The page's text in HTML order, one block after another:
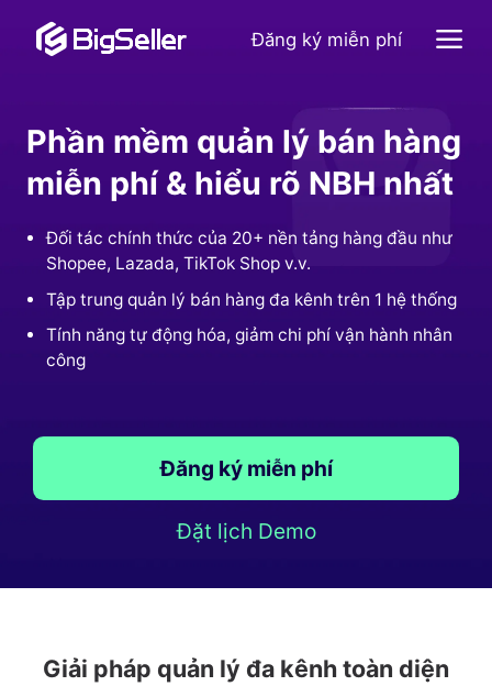
Đăng ký miễn phí
Phần mềm quản lý bán hàng
miễn phí & hiểu rõ NBH nhất
Đối tác chính thức của 20+ nền tảng hàng đầu như
Shopee, Lazada, TikTok Shop v.v.
Tập trung quản lý bán hàng đa kênh trên 1 hệ thống
Tính năng tự động hóa, giảm chi phí vận hành nhân
công
Đăng ký miễn phí
Đặt lịch Demo
Giải pháp quản lý đa kênh toàn diện